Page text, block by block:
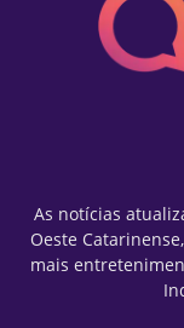
As notícias
Oeste
mais